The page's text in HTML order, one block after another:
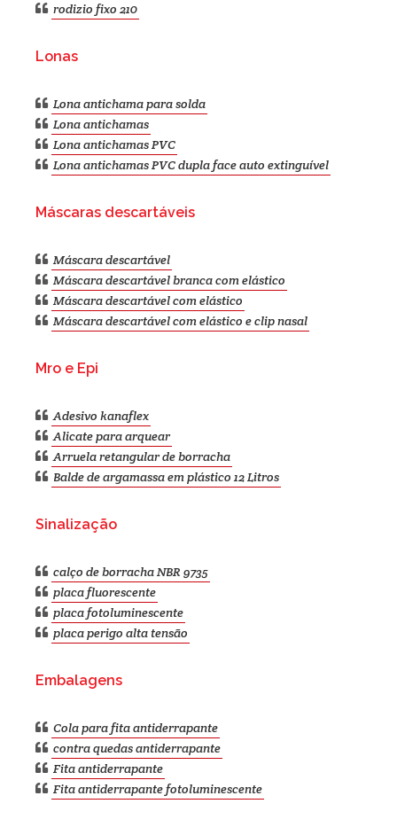
rodizio fixo 210
Lonas
Lona antichama para solda
Lona antichamas
Lona antichamas PVC
Lona antichamas PVC dupla face auto extinguível
Máscaras descartáveis
Máscara descartável
Máscara descartável branca com elástico
Máscara descartável com elástico
Máscara descartável com elástico e clip nasal
Mro e Epi
Adesivo kanaflex
Alicate para arquear
Arruela retangular de borracha
Balde de argamassa em plástico 12 Litros
Sinalização
calço de borracha NBR 9735
placa fluorescente
placa fotoluminescente
placa perigo alta tensão
Embalagens
Cola para fita antiderrapante
contra quedas antiderrapante
Fita antiderrapante
Fita antiderrapante fotoluminescente